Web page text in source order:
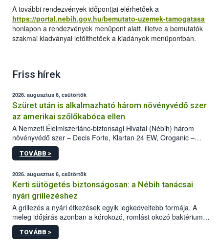
A további rendezvények időpontjai elérhetőek a
https://portal.nebih.gov.hu/bemutato-uzemek-tamogatasa
honlapon a rendezvények menüpont alatt, illetve a bemutatók
szakmai kiadványai letölthetőek a kiadányok menüpontban.
Friss hírek
2026. augusztus 6, csütörtök
Szüret után is alkalmazható három növényvédő szer
az amerikai szőlőkabóca ellen
A Nemzeti Élelmiszerlánc-biztonsági Hivatal (Nébih) három
növényvédő szer – Decis Forte, Klartan 24 EW, Oroganic –
engedélyokiratát módosította, így azok a szüretet követően,
egészen a vesszőérettség (BBCH 91) stádiumáig
érésű szőlőkben is legyen lehetőség a károsító elleni további
védekezésre. Az Oroganic készítmény kis kiszerelésben kiskerti
felhasználók számára is elérhető és ökológiai termesztésben is
engedélyezett.
TOVÁBB >
2026. augusztus 6, csütörtök
Kerti sütögetés biztonságosan: a Nébih tanácsai
nyári grillezéshez
A grillezés a nyári étkezések egyik legkedveltebb formája. A
meleg időjárás azonban a kórokozó, romlást okozó baktériumok
gyorsabb szaporodásának is kedvez. A szabadtéri sütögetés
ezért nem csupán a megfelelő sütési technikáról szól: legalább
TOVÁBB >